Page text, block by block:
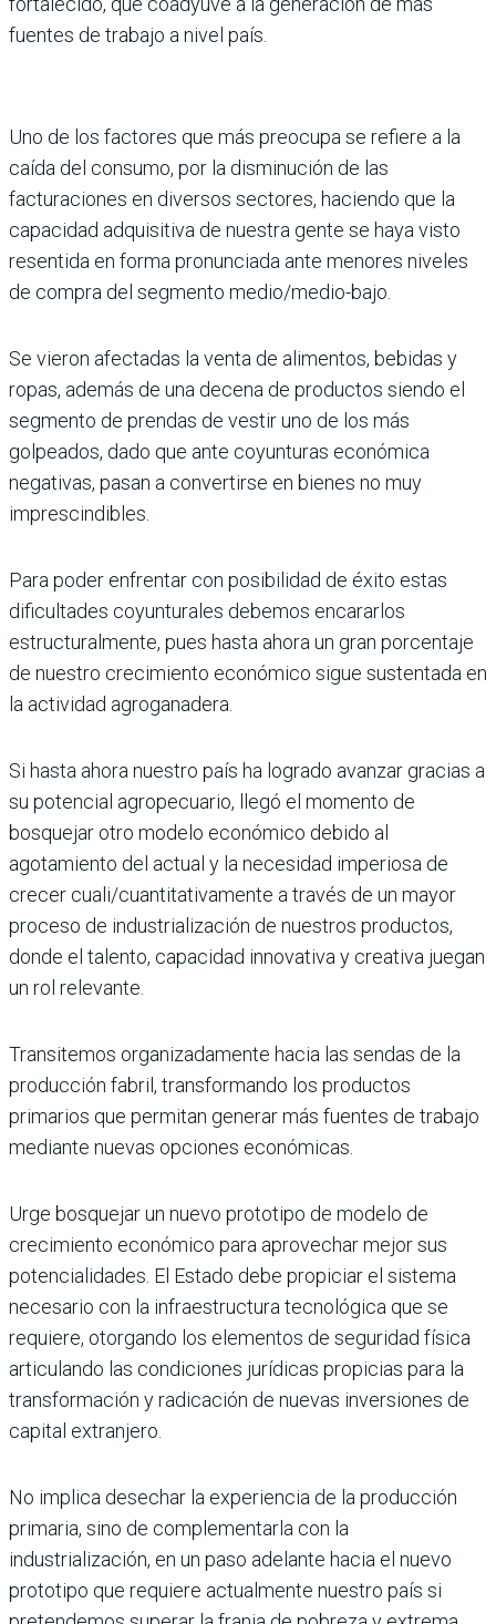
fuentes de trabajo a nivel país.
Uno de los factores que más preocupa se refiere a la
caída del consumo, por la disminución de las
facturaciones en diversos sectores, haciendo que la
capacidad adquisitiva de nuestra gente se haya visto
resentida en forma pronunciada ante menores niveles
de compra del segmento medio/medio-bajo.
Se vieron afectadas la venta de alimentos, bebidas y
ropas, además de una decena de productos siendo el
segmento de prendas de vestir uno de los más
golpeados, dado que ante coyunturas económica
negativas, pasan a convertirse en bienes no muy
imprescindibles.
Para poder enfrentar con posibilidad de éxito estas
dificultades coyunturales debemos encararlos
estructuralmente, pues hasta ahora un gran porcentaje
de nuestro crecimiento económico sigue sustentada en
la actividad agroganadera.
Si hasta ahora nuestro país ha logrado avanzar gracias a
su potencial agropecuario, llegó el momento de
bosquejar otro modelo económico debido al
agotamiento del actual y la necesidad imperiosa de
crecer cuali/cuantitativamente a través de un mayor
proceso de industrialización de nuestros productos,
donde el talento, capacidad innovativa y creativa juegan
un rol relevante.
Transitemos organizadamente hacia las sendas de la
producción fabril, transformando los productos
primarios que permitan generar más fuentes de trabajo
mediante nuevas opciones económicas.
Urge bosquejar un nuevo prototipo de modelo de
crecimiento económico para aprovechar mejor sus
potencialidades. El Estado debe propiciar el sistema
necesario con la infraestructura tecnológica que se
requiere, otorgando los elementos de seguridad física
articulando las condiciones jurídicas propicias para la
transformación y radicación de nuevas inversiones de
capital extranjero.
No implica desechar la experiencia de la producción
primaria, sino de complementarla con la
industrialización, en un paso adelante hacia el nuevo
prototipo que requiere actualmente nuestro país si